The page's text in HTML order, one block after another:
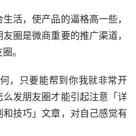
活，使产品的逼格高一些，
圈是微商重要的推广渠道，
。
，只要能帮到你我就非常开
发朋友圈才能引起注意「详
技巧」文章，对自己感觉有